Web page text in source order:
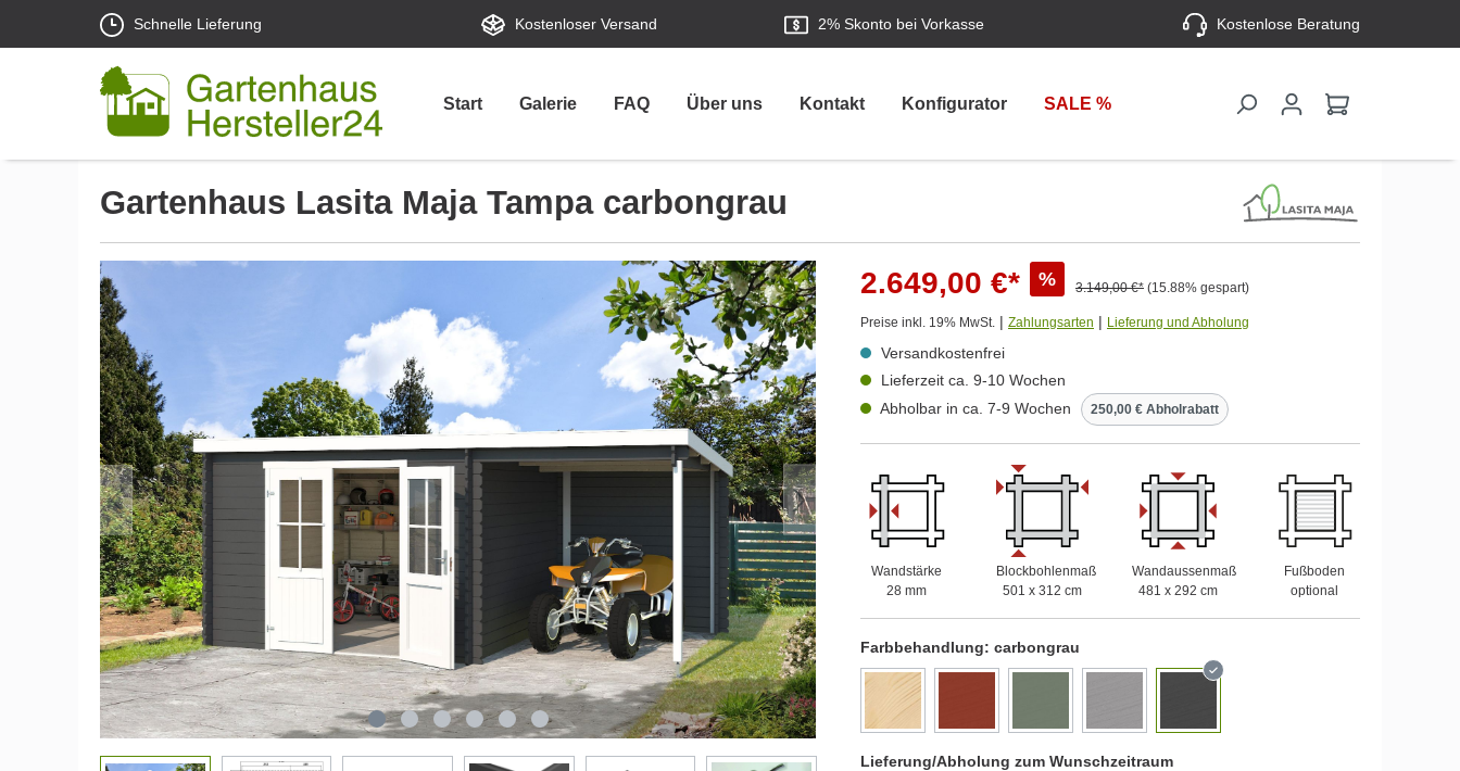
Schnelle Lieferung Kostenloser Versand 2% Skonto bei Vorkasse Kostenlose Beratung
Start Galerie FAQ Über uns Kontakt Konfigurator SALE %
Gartenhaus Lasita Maja Tampa carbongrau
2.649,00 €* % 3.149,00 €* (15.88% gespart)
Preise inkl. 19% MwSt. | Zahlungsarten | Lieferung und Abholung
Versandkostenfrei
Lieferzeit ca. 9-10 Wochen
Abholbar in ca. 7-9 Wochen
250,00 € Abholrabatt
Wandstärke
28 mm
Blockbohlenmaß
501 x 312 cm
Wandaussenmaß
481 x 292 cm
Fußboden
optional
Farbbehandlung: carbongrau
Lieferung/Abholung zum Wunschzeitraum